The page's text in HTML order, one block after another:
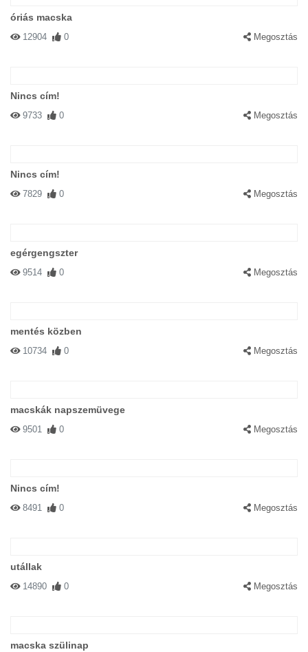
óriás macska
12904 0 Megosztás
Nincs cím!
9733 0 Megosztás
Nincs cím!
7829 0 Megosztás
egérgengszter
9514 0 Megosztás
mentés közben
10734 0 Megosztás
macskák napszemüvege
9501 0 Megosztás
Nincs cím!
8491 0 Megosztás
utállak
14890 0 Megosztás
macska szülinap